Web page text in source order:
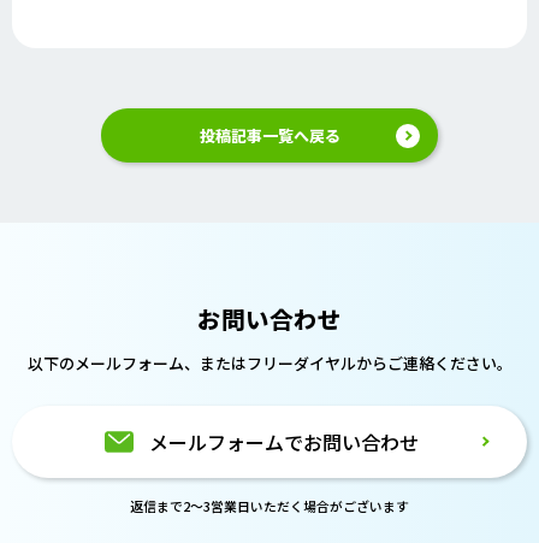
投稿記事一覧へ戻る
お問い合わせ
以下のメールフォーム、またはフリーダイヤルからご連絡ください。
メールフォームでお問い合わせ
返信まで2～3営業日いただく場合がございます